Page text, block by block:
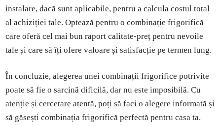
instalare, dacă sunt aplicabile, pentru a calcula costul total
al achiziției tale. Optează pentru o combinație frigorifică
care oferă cel mai bun raport calitate-preț pentru nevoile
tale și care să îți ofere valoare și satisfacție pe termen lung.
În concluzie, alegerea unei combinații frigorifice potrivite
poate să fie o sarcină dificilă, dar nu este imposibilă. Cu
atenție și cercetare atentă, poți să faci o alegere informată și
să găsești combinația frigorifică perfectă pentru casa ta.